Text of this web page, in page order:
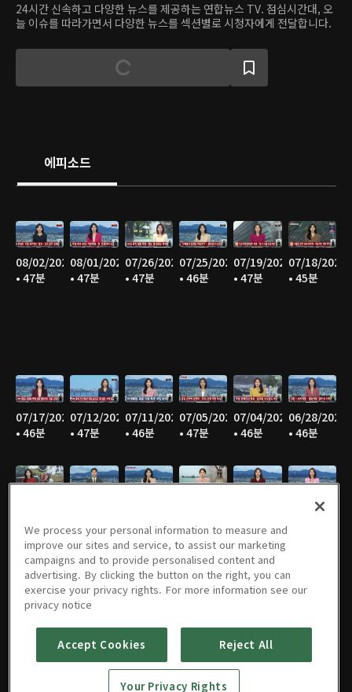
24시간 신속하고 다양한 뉴스를 제공하는 연합뉴스 TV. 점심시간대, 오
늘 이슈를 따라가면서 다양한 뉴스를 섹션별로 시청자에게 전달합니다.
에피소드
08/02/2026
• 47분
08/01/2026
• 47분
07/26/2026
• 47분
07/25/2026
• 46분
07/19/2026
• 47분
07/18/2026
• 45분
07/17/2026
• 46분
07/12/2026
• 47분
07/11/2026
• 46분
07/05/2026
• 47분
07/04/2026
• 46분
06/28/2026
• 46분
• 44분
• 45분
06/07/2026
06/06/2026
• 47분
05/31/2026
• 46분
05/30/202605/25/202605/24/202605/23/2026
05/16/202605/10/202605/09/2026
We process your personal information to measure and
improve our sites and service, to assist our marketing
campaigns and to provide personalised content and
advertising. By clicking the button on the right, you can
exercise your privacy rights. For more information see our
privacy notice
Accept Cookies Reject All
Your Privacy Rights